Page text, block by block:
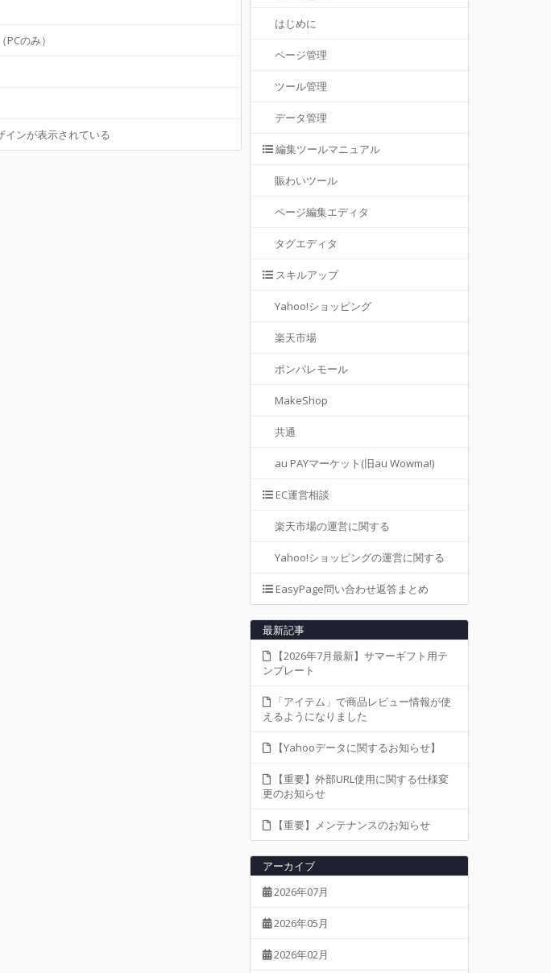
のみ）
インが表示されている
はじめに
ページ管理
ツール管理
データ管理
編集ツールマニュアル
賑わいツール
ページ編集エディタ
タグエディタ
スキルアップ
Yahoo!ショッピング
楽天市場
ポンパレモール
MakeShop
共通
au PAYマーケット(旧au Wowma!)
EC運営相談
楽天市場の運営に関する
Yahoo!ショッピングの運営に関する
EasyPage問い合わせ返答まとめ
最新記事
【2026年7月最新】サマーギフト用テ
ンプレート
「アイテム」で商品レビュー情報が使
えるようになりました
【Yahooデータに関するお知らせ】
【重要】外部URL使用に関する仕様変
更のお知らせ
【重要】メンテナンスのお知らせ
アーカイブ
2026年07月
2026年05月
2026年02月